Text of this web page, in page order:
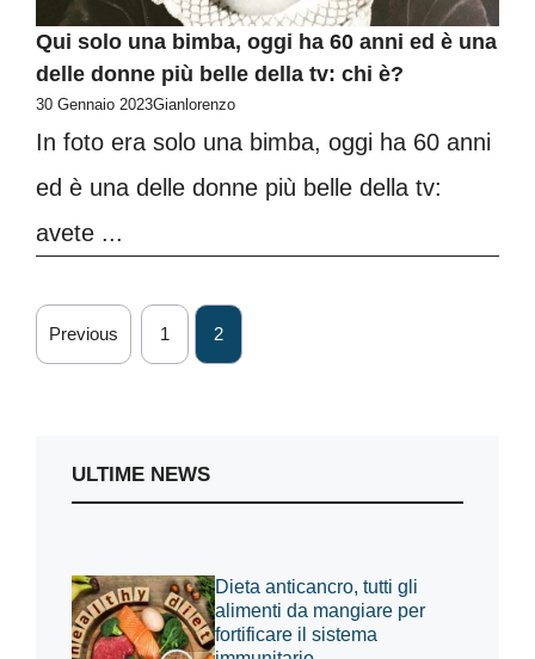
Qui solo una bimba, oggi ha 60 anni ed è una
delle donne più belle della tv: chi è?
30 Gennaio 2023Gianlorenzo
In foto era solo una bimba, oggi ha 60 anni
ed è una delle donne più belle della tv:
avete ...
Previous 1 2
ULTIME NEWS
Dieta anticancro, tutti gli
alimenti da mangiare per
fortificare il sistema